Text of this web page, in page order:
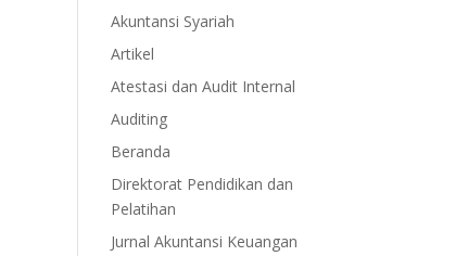
Akuntansi Syariah
Artikel
Atestasi dan Audit Internal
Auditing
Beranda
Direktorat Pendidikan dan
Pelatihan
Jurnal Akuntansi Keuangan